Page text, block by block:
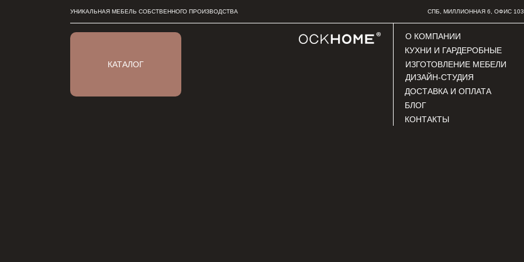
УНИКАЛЬНАЯ МЕБЕЛЬ СОБСТВЕННОГО ПРОИЗВОДСТВА СПБ, МИЛЛИОННАЯ 6, ОФИС
КАТАЛОГ
О КОМПАНИИ
КУХНИ И ГАРДЕРОБНЫЕ
ИЗГОТОВЛЕНИЕ МЕБЕЛИ
ДИЗАЙН-СТУДИЯ
ДОСТАВКА И ОПЛАТА
БЛОГ
КОНТАКТЫ